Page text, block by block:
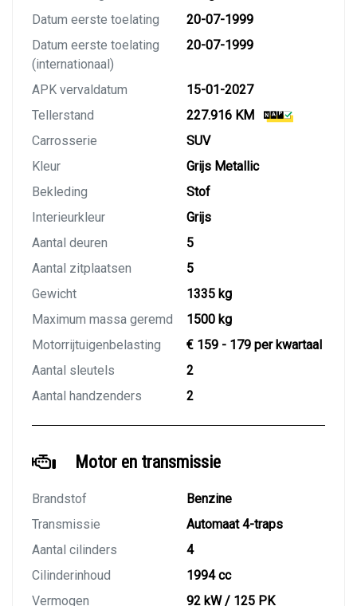
Datum eerste toelating
20-07-1999
Datum eerste toelating
(internationaal)
20-07-1999
APK vervaldatum
15-01-2027
Tellerstand
227.916 KM
Carrosserie
SUV
Kleur
Grijs Metallic
Bekleding
Stof
Interieurkleur
Grijs
Aantal deuren
5
Aantal zitplaatsen
5
Gewicht
1335 kg
Maximum massa geremd
1500 kg
Motorrijtuigenbelasting
€ 159 - 179 per kwartaal
Aantal sleutels
2
Aantal handzenders
2
Motor en transmissie
Brandstof
Benzine
Transmissie
Automaat 4-traps
Aantal cilinders
4
Cilinderinhoud
1994 cc
Vermogen
92 kW / 125 PK